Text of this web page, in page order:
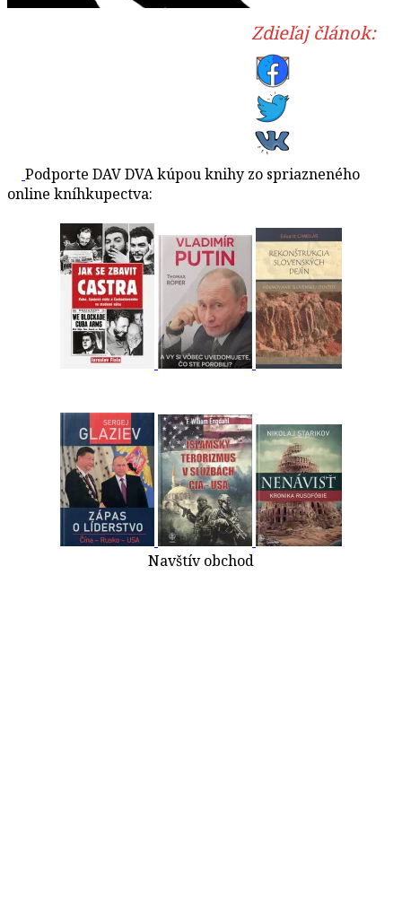
Zdieľaj článok:
Podporte DAV DVA kúpou knihy zo spriazneného
online kníhkupectva:
Navštív obchod